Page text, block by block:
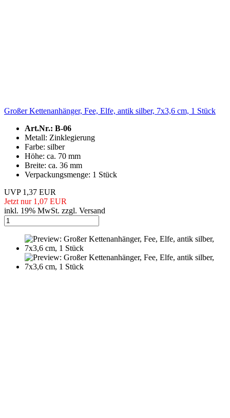
Großer Kettenanhänger, Fee, Elfe, antik silber, 7x3,6 cm, 1 Stück
Art.Nr.: B-06
Metall: Zinklegierung
Farbe: silber
Höhe: ca. 70 mm
Breite: ca. 36 mm
Verpackungsmenge: 1 Stück
UVP 1,37 EUR
Jetzt nur 1,07 EUR
inkl. 19% MwSt. zzgl. Versand